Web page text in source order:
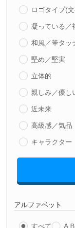
ロゴタイプ(
凝っている／
和風／筆タッ
堅め／堅実
立体的
親しみ／優し
近未来
高級感／気品
キャラクター
アルファベット
すべて